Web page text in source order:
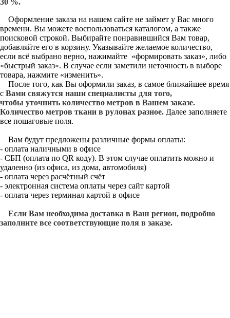
Оформление заказа на нашем сайте не займет у Вас много
времени. Вы можете воспользоваться каталогом, а также
поисковой строкой. Выбирайте понравившийся Вам товар,
добавляйте его в корзину. Указывайте желаемое количество,
если всё выбрано верно, нажимайте «формировать заказ», либо
«быстрый заказ». В случае если заметили неточность в выборе
товара, нажмите «изменить».
После того, как Вы оформили заказ, в самое ближайшее время
с Вами свяжутся наши специалисты для того,
чтобы уточнить количество метров в Вашем заказе.
Количество метров ткани в рулонах разное. Далее заполняете
все пошаговые поля.
Вам будут предложены различные формы оплаты:
- оплата наличными в офисе
- СБП (оплата по QR коду). В этом случае оплатить можно и
удаленно (из офиса, из дома, автомобиля)
- оплата через расчётный счёт
- электронная система оплаты через сайт картой
- оплата через терминал картой в офисе
Если Вам необходима доставка в Ваш регион, подробно
заполните все соответствующие поля в заказе.